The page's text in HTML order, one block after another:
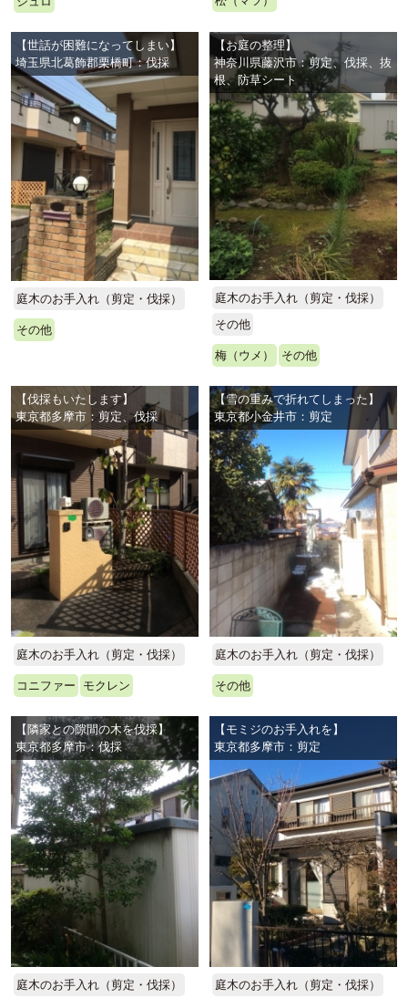
【世話が困難になってしまい】
埼玉県北葛飾郡栗橋町：伐採
庭木のお手入れ（剪定・伐採）
その他
【お庭の整理】
神奈川県藤沢市：剪定、伐採、抜
根、防草シート
庭木のお手入れ（剪定・伐採）
その他
梅（ウメ） その他
【伐採もいたします】
東京都多摩市：剪定、伐採
庭木のお手入れ（剪定・伐採）
コニファー モクレン
【雪の重みで折れてしまった】
東京都小金井市：剪定
庭木のお手入れ（剪定・伐採）
その他
【隣家との隙間の木を伐採】
東京都多摩市：伐採
庭木のお手入れ（剪定・伐採）
【モミジのお手入れを】
東京都多摩市：剪定
庭木のお手入れ（剪定・伐採）